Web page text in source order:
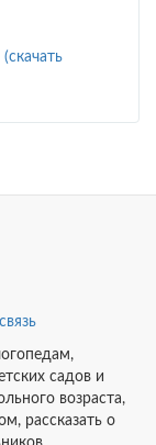
садов и
возраста,
рассказать о